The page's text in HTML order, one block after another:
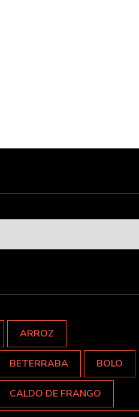
ARROZ
BETERRABA BOLO
CALDO DE FRANGO